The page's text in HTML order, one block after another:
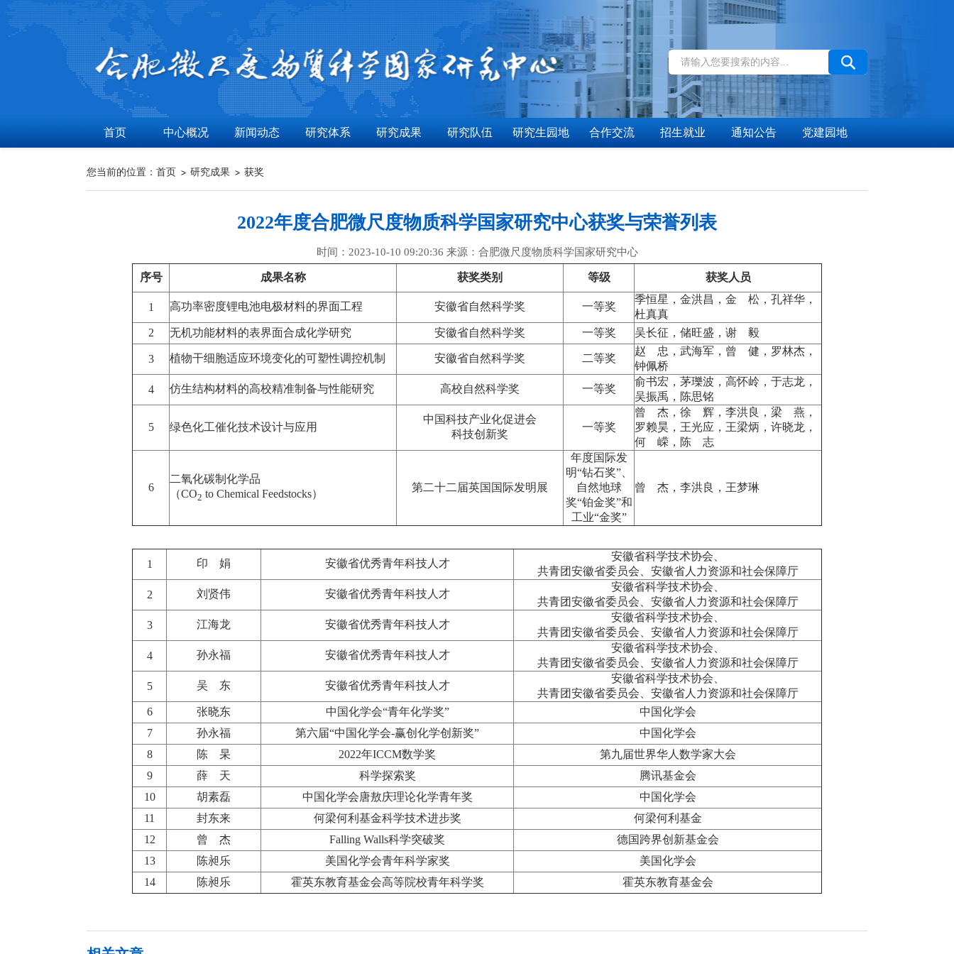
首页 中心概况 新闻动态 研究体系 研究成果 研究队伍 研究生园地 合作交流 招生就业 通知公告 党建园地
您当前的位置： 首页 研究成果 获奖
2022年度合肥微尺度物质科学国家研究中心获奖与荣誉列表
时间：2023-10-10 09:20:36 来源：合肥微尺度物质科学国家研究中心
序号 成果名称 获奖类别 等级 获奖人员
1 高功率密度锂电池电极材料的界面工程 安徽省自然科学奖 一等奖
季恒星，金洪昌，金 松，孔祥华，
杜真真
2
无机功能材料的表界面合成化学研究 安徽省自然科学奖 一等奖 吴长征，储旺盛，谢 毅
3 植物干细胞适应环境变化的可塑性调控机制 安徽省自然科学奖 二等奖
赵 忠，武海军，曾 健，罗林杰，
钟佩桥
4
仿生结构材料的高校精准制备与性能研究 高校自然科学奖 一等奖
俞书宏，茅瓅波，高怀岭，于志龙，
吴振禹，陈思铭
5 绿色化工催化技术设计与应用
中国科技产业化促进会
科技创新奖
一等奖
曾 杰，徐 辉，李洪良，梁 燕，
罗赖昊，王光应，王梁炳，许晓龙，
何 嵘，陈 志
6
二氧化碳制化学品
（CO2 to Chemical Feedstocks）
第二十二届英国国际发明展
年度国际发
明“钻石奖”、
自然地球
奖“铂金奖”和
工业“金奖”
曾 杰，李洪良，王梦琳
1 印 娟 安徽省优秀青年科技人才
安徽省科学技术协会、
共青团安徽省委员会、安徽省人力资源和社会保障厅
2
刘贤伟 安徽省优秀青年科技人才
安徽省科学技术协会、
共青团安徽省委员会、安徽省人力资源和社会保障厅
3
江海龙 安徽省优秀青年科技人才
安徽省科学技术协会、
共青团安徽省委员会、安徽省人力资源和社会保障厅
4
孙永福 安徽省优秀青年科技人才
安徽省科学技术协会、
共青团安徽省委员会、安徽省人力资源和社会保障厅
5
吴 东 安徽省优秀青年科技人才
安徽省科学技术协会、
共青团安徽省委员会、安徽省人力资源和社会保障厅
6
张晓东 中国化学会“青年化学奖”
中国化学会
7
孙永福 第六届“中国化学会-赢创化学创新奖”
中国化学会
8
陈 杲 2022年ICCM数学奖
第九届世界华人数学家大会
9
薛 天 科学探索奖
腾讯基金会
10
胡素磊 中国化学会唐敖庆理论化学青年奖
中国化学会
11
封东来 何梁何利基金科学技术进步奖
何梁何利基金
12
曾 杰 Falling Walls科学突破奖
德国跨界创新基金会
13
陈昶乐 美国化学会青年科学家奖
美国化学会
14
陈昶乐 霍英东教育基金会高等院校青年科学奖 霍英东教育基金会